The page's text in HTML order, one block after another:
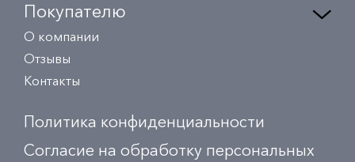
Покупателю
О компании
Отзывы
Контакты
Политика конфиденциальности
Согласие на обработку персональных